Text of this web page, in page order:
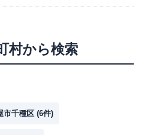
村から検索
市千種区 (6件)